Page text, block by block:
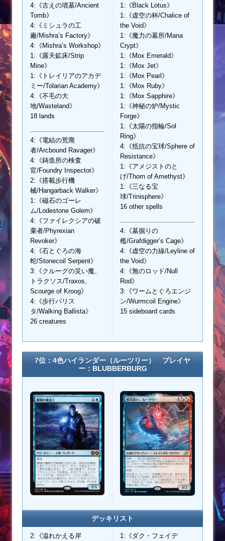
4:《古えの墳墓/Ancient
Tomb》
4:《ミシュラの工
廠/Mishra’s Factory》
4:《Mishra’s Workshop》
1:《露天鉱床/Strip
Mine》
1:《トレイリアのアカデ
ミー/Tolarian Academy》
4:《不毛の大
地/Wasteland》
18 lands
4:《電結の荒廃
者/Arcbound Ravager》
4:《鋳造所の検査
官/Foundry Inspector》
2:《搭載歩行機
械/Hangarback Walker》
1:《磁石のゴーレ
ム/Lodestone Golem》
4:《ファイレクシアの破
棄者/Phyrexian
Revoker》
4:《石とぐろの海
蛇/Stonecoil Serpent》
3:《クルーグの災い魔、
トラクソス/Traxos,
Scourge of Kroog》
4:《歩行バリス
タ/Walking Ballista》
26 creatures
1:《Black Lotus》
1:《虚空の杯/Chalice of
the Void》
1:《魔力の墓所/Mana
Crypt》
1:《Mox Emerald》
1:《Mox Jet》
1:《Mox Pearl》
1:《Mox Ruby》
1:《Mox Sapphire》
1:《神秘の炉/Mystic
Forge》
1:《太陽の指輪/Sol
Ring》
4:《抵抗の宝球/Sphere of
Resistance》
1:《アメジストのと
げ/Thorn of Amethyst》
1:《三なる宝
球/Trinisphere》
16 other spells
4:《墓掘りの
檻/Grafdigger’s Cage》
4:《虚空の力線/Leyline of
the Void》
4:《無のロッド/Null
Rod》
3:《ワームとぐろエンジ
ン/Wurmcoil Engine》
15 sideboard cards
7位：4色ハイランダー（ルーツリー） プレイヤ
ー：BLUBBERBURG
デッキリスト
2:《溢れかえる岸
1:《ダク・フェイデ